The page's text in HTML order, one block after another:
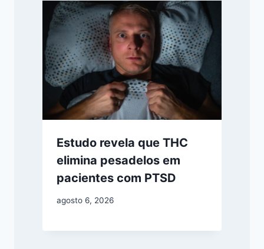
Estudo revela que THC
elimina pesadelos em
pacientes com PTSD
agosto 6, 2026